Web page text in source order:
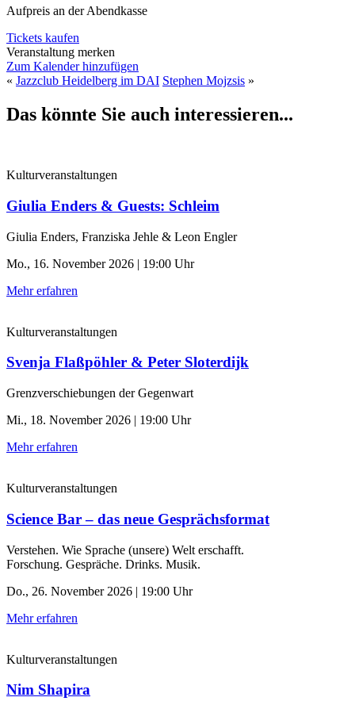
Aufpreis an der Abendkasse
Tickets kaufen
Veranstaltung merken
Zum Kalender hinzufügen
« Jazzclub Heidelberg im DAI Stephen Mojzsis »
Das könnte Sie auch interessieren...
Kulturveranstaltungen
Giulia Enders & Guests: Schleim
Giulia Enders, Franziska Jehle & Leon Engler
Mo., 16. November 2026 | 19:00 Uhr
Mehr erfahren
Kulturveranstaltungen
Svenja Flaßpöhler & Peter Sloterdijk
Grenzverschiebungen der Gegenwart
Mi., 18. November 2026 | 19:00 Uhr
Mehr erfahren
Kulturveranstaltungen
Science Bar – das neue Gesprächsformat
Verstehen. Wie Sprache (unsere) Welt erschafft.
Forschung. Gespräche. Drinks. Musik.
Do., 26. November 2026 | 19:00 Uhr
Mehr erfahren
Kulturveranstaltungen
Nim Shapira